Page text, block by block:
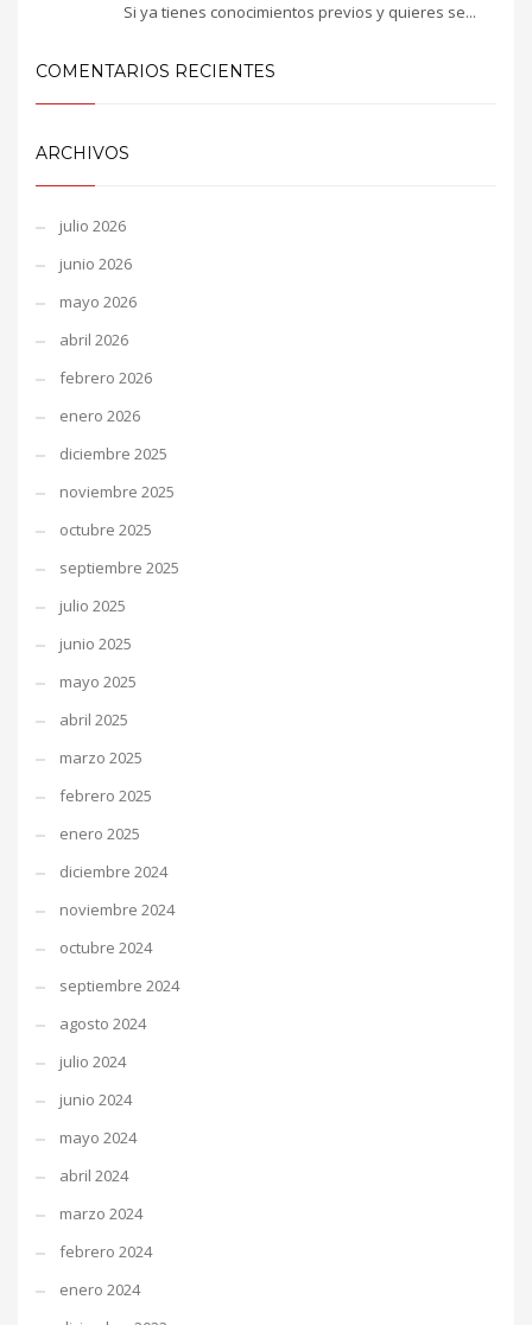
Si ya tienes conocimientos previos y quieres se...
COMENTARIOS RECIENTES
ARCHIVOS
julio 2026
junio 2026
mayo 2026
abril 2026
febrero 2026
enero 2026
diciembre 2025
noviembre 2025
octubre 2025
septiembre 2025
julio 2025
junio 2025
mayo 2025
abril 2025
marzo 2025
febrero 2025
enero 2025
diciembre 2024
noviembre 2024
octubre 2024
septiembre 2024
agosto 2024
julio 2024
junio 2024
mayo 2024
abril 2024
marzo 2024
febrero 2024
enero 2024